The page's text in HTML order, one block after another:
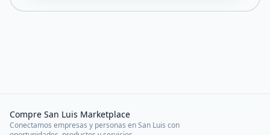
Compre San Luis Marketplace
Conectamos empresas y personas en San Luis con